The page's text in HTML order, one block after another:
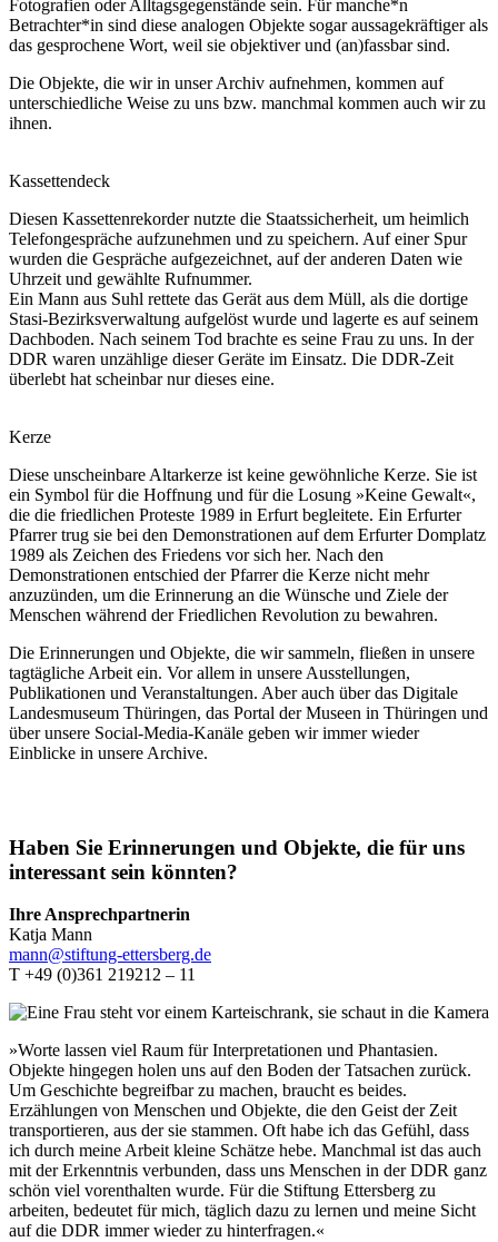
Fotografien oder Alltagsgegenstände sein. Für manche*n
Betrachter*in sind diese analogen Objekte sogar aussagekräftiger als
das gesprochene Wort, weil sie objektiver und (an)fassbar sind.
Die Objekte, die wir in unser Archiv aufnehmen, kommen auf
unterschiedliche Weise zu uns bzw. manchmal kommen auch wir zu
ihnen.
Kassettendeck
Diesen Kassettenrekorder nutzte die Staatssicherheit, um heimlich
Telefongespräche aufzunehmen und zu speichern. Auf einer Spur
wurden die Gespräche aufgezeichnet, auf der anderen Daten wie
Uhrzeit und gewählte Rufnummer.
Ein Mann aus Suhl rettete das Gerät aus dem Müll, als die dortige
Stasi-Bezirksverwaltung aufgelöst wurde und lagerte es auf seinem
Dachboden. Nach seinem Tod brachte es seine Frau zu uns. In der
DDR waren unzählige dieser Geräte im Einsatz. Die DDR-Zeit
überlebt hat scheinbar nur dieses eine.
Kerze
Diese unscheinbare Altarkerze ist keine gewöhnliche Kerze. Sie ist
ein Symbol für die Hoffnung und für die Losung »Keine Gewalt«,
die die friedlichen Proteste 1989 in Erfurt begleitete. Ein Erfurter
Pfarrer trug sie bei den Demonstrationen auf dem Erfurter Domplatz
1989 als Zeichen des Friedens vor sich her. Nach den
Demonstrationen entschied der Pfarrer die Kerze nicht mehr
anzuzünden, um die Erinnerung an die Wünsche und Ziele der
Menschen während der Friedlichen Revolution zu bewahren.
Die Erinnerungen und Objekte, die wir sammeln, fließen in unsere
tagtägliche Arbeit ein. Vor allem in unsere Ausstellungen,
Publikationen und Veranstaltungen. Aber auch über das Digitale
Landesmuseum Thüringen, das Portal der Museen in Thüringen und
über unsere Social-Media-Kanäle geben wir immer wieder
Einblicke in unsere Archive.
Haben Sie Erinnerungen und Objekte, die für uns
interessant sein könnten?
Ihre Ansprechpartnerin
Katja Mann
mann@stiftung-ettersberg.de
T +49 (0)361 219212 – 11
»Worte lassen viel Raum für Interpretationen und Phantasien.
Objekte hingegen holen uns auf den Boden der Tatsachen zurück.
Um Geschichte begreifbar zu machen, braucht es beides.
Erzählungen von Menschen und Objekte, die den Geist der Zeit
transportieren, aus der sie stammen. Oft habe ich das Gefühl, dass
ich durch meine Arbeit kleine Schätze hebe. Manchmal ist das auch
mit der Erkenntnis verbunden, dass uns Menschen in der DDR ganz
schön viel vorenthalten wurde. Für die Stiftung Ettersberg zu
arbeiten, bedeutet für mich, täglich dazu zu lernen und meine Sicht
auf die DDR immer wieder zu hinterfragen.«